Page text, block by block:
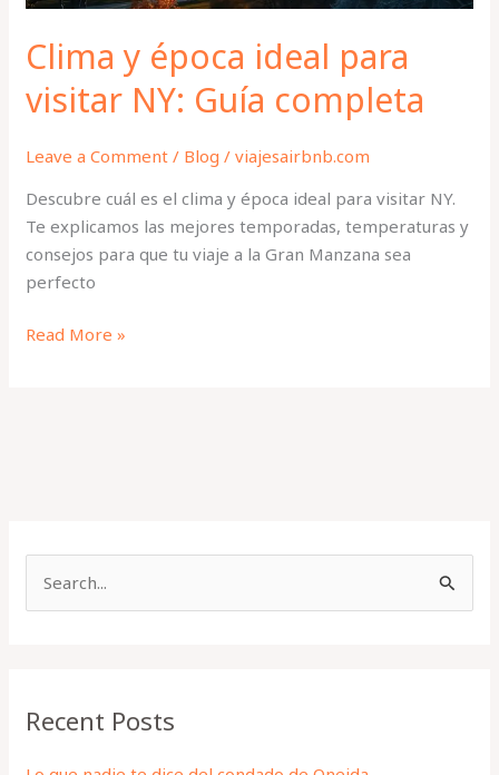
Clima y época ideal para
visitar NY: Guía completa
Leave a Comment / Blog /viajesairbnb.com
Descubre cuál es el clima y época ideal para visitar NY.
Te explicamos las mejores temporadas, temperaturas y
consejos para que tu viaje a la Gran Manzana sea
perfecto
Read More »
c
Recent Posts